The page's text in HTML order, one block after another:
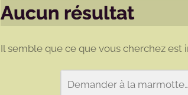
Aucun résultat
Il semble que ce que vous cherchez est